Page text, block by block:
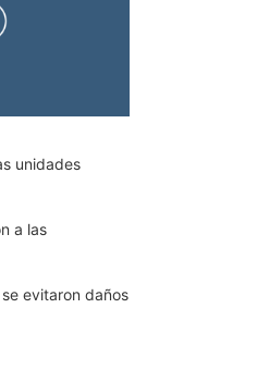
unidades
a las
evitaron daños